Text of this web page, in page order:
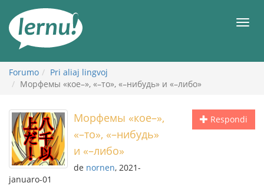
enhavo
Forumo
Pri aliaj lingvoj
Морфемы «кое–», «–то», «–нибудь» и «–либо»
Respondi
Морфемы «кое–»,
«–то», «–нибудь»
и «–либо»
de nornen, 2021-
januaro-01